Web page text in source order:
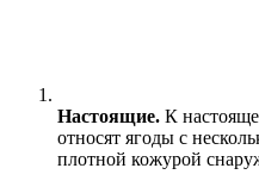
Настоящие. К
относят ягоды с
плотной кожурой